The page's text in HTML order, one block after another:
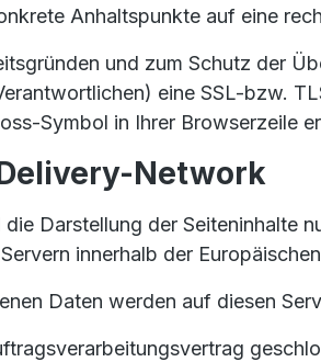
Anhaltspunkte auf eine
und zum Schutz der
eine SSL-bzw.
Symbol in Ihrer Browserzeile
Network
Darstellung der
innerhalb der
Daten werden auf diesen